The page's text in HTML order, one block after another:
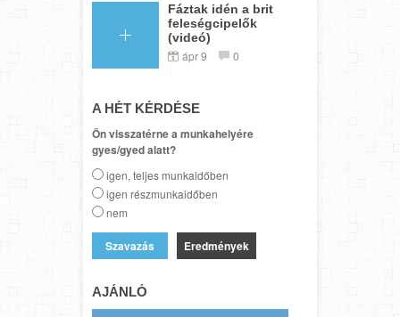
Fáztak idén a brit
feleségcipelők
(videó)
ápr 9 0
A HÉT KÉRDÉSE
Ön visszatérne a munkahelyére
gyes/gyed alatt?
igen, teljes munkaidőben
igen részmunkaidőben
nem
Eredmények
AJÁNLÓ